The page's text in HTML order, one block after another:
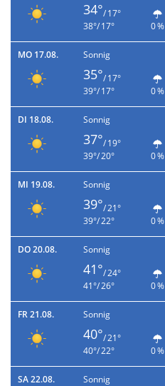
34°/ 17°
38°/ 17°
0 %
MO 17.08. Sonnig
35°/ 17°
39°/ 17°
0 %
DI 18.08. Sonnig
37°/ 19°
39°/ 20°
0 %
MI 19.08. Sonnig
39°/ 21°
39°/ 22°
0 %
DO 20.08. Sonnig
41°/ 24°
41°/ 26°
0 %
FR 21.08. Sonnig
40°/ 21°
40°/ 22°
0 %
SA 22.08. Sonnig